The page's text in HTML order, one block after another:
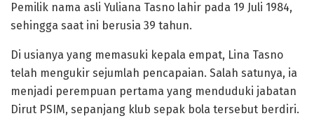
Pemilik nama asli Yuliana Tasno lahir pada 19 Juli 1984,
sehingga saat ini berusia 39 tahun.
Di usianya yang memasuki kepala empat, Lina Tasno
telah mengukir sejumlah pencapaian. Salah satunya, ia
menjadi perempuan pertama yang menduduki jabatan
Dirut PSIM, sepanjang klub sepak bola tersebut berdiri.